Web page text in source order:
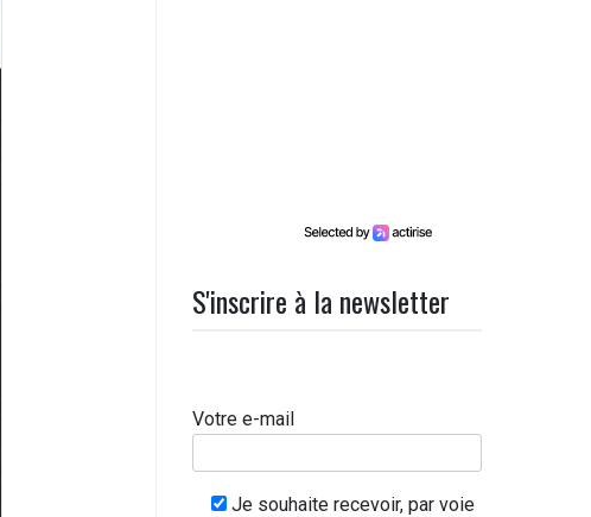
S'inscrire à la newsletter
Votre e-mail
Je souhaite recevoir, par voie